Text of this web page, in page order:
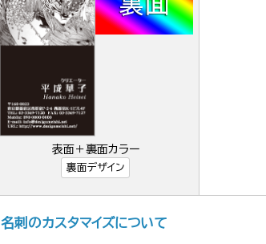
表面＋裏面カラー
裏面デザイン
名刺のカスタマイズについて